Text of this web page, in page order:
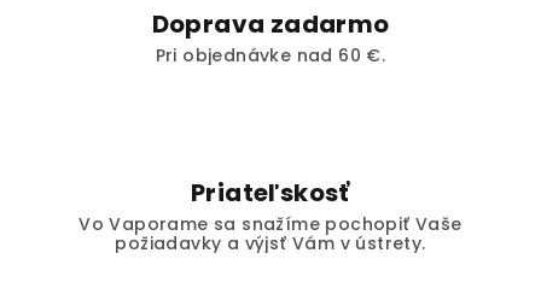
Doprava zadarmo
Pri objednávke nad 60 €.
Priateľskosť
Vo Vaporame sa snažíme pochopiť Vaše
požiadavky a výjsť Vám v ústrety.